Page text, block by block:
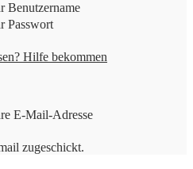
Benutzername
Passwort
Hilfe bekommen
E-Mail-Adresse
zugeschickt.